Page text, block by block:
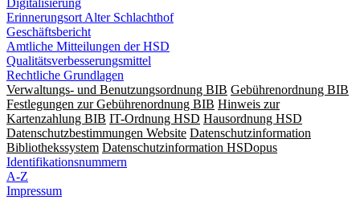
Erinnerungsort Alter Schlachthof
Geschäftsbericht
Amtliche Mitteilungen der HSD
Qualitätsverbesserungsmittel
Rechtliche Grundlagen
Verwaltungs- und Benutzungsordnung BIB Gebührenordnung BIB
Festlegungen zur Gebührenordnung BIB Hinweis zur
Kartenzahlung BIB IT-Ordnung HSD Hausordnung HSD
Datenschutzbestimmungen Website Datenschutzinformation
Bibliothekssystem Datenschutzinformation HSDopus
Identifikationsnummern
A-Z
Impressum